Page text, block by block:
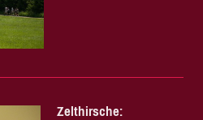
Zelthirsche: